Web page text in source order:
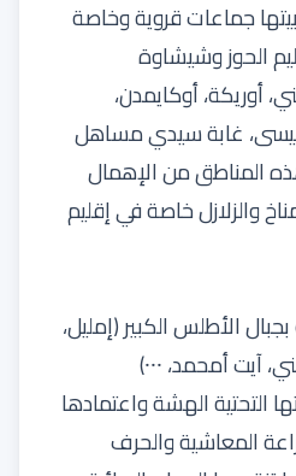
جماعات قروية وخاصة
الحوز وشيشاوة
أوريكة، أوكايمدن،
غابة سيدي مساهل
المناطق من الإهمال
والزلازل خاصة في إقليم
الأطلس الكبير (إمليل،
آيت أمحمد، ⸱⸱⸱)
التحتية الهشة واعتمادها
المعاشية والحرف